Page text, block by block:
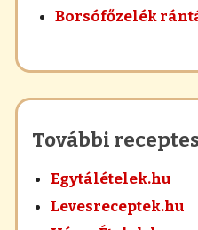
Borsófőzelék
További
Egytálételek.hu
Levesreceptek.hu